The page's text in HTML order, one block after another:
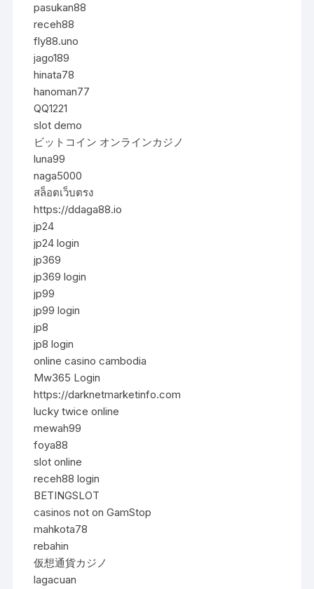
pasukan88
receh88
fly88.uno
jago189
hinata78
hanoman77
QQ1221
slot demo
ビットコイン オンラインカジノ
luna99
naga5000
สล็อตเว็บตรง
https://ddaga88.io
jp24
jp24 login
jp369
jp369 login
jp99
jp99 login
jp8
jp8 login
online casino cambodia
Mw365 Login
https://darknetmarketinfo.com
lucky twice online
mewah99
foya88
slot online
receh88 login
BETINGSLOT
casinos not on GamStop
mahkota78
rebahin
仮想通貨カジノ
lagacuan